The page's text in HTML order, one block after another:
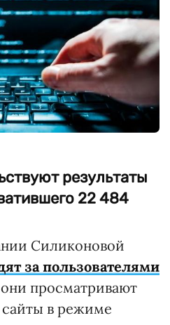
результаты
22 484
Силиконовой
за пользователями
просматривают
в режиме